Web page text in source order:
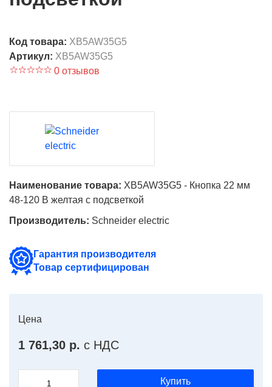
Код товара: XB5AW35G5
Артикул: XB5AW35G5
0 отзывов
Наименование товара: XB5AW35G5 - Кнопка 22 мм
48-120 В желтая с подсветкой
Производитель: Schneider electric
Гарантия производителя
Товар сертифицирован
Цена
1 761,30 р. с НДС
Купить